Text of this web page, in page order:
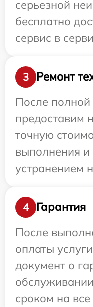
серьезной
бесплатно
сервис в
3
Ремонт
После
предоставим
точную
выполнения и
устранением
4
Гарантия
После
оплаты
документ о
сроком на